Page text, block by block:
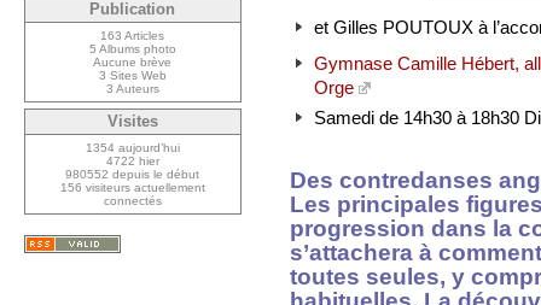
et Gilles POUTOUX à
Gymnase Camille Hébert,
Orge
Samedi de 14h30 à 18h30
Des contredanses
Les principales
progression dans la
s’attachera à
toutes seules, y
Publication
163 Articles
5 Albums photo
Aucune brève
3 Sites Web
3 Auteurs
Visites
1354 aujourd’hui
4722 hier
980552 depuis le début
156 visiteurs actuellement
connectés